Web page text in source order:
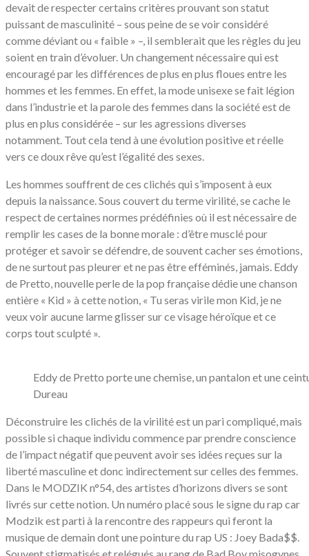
devait de respecter certains critères prouvant son statut
puissant de masculinité – sous peine de se voir considéré
comme déviant ou « faible » –, il semblerait que les règles du jeu
soient en train d’évoluer. Un changement nécessaire qui est
encouragé par les différences de plus en plus floues entre les
hommes et les femmes. En effet, la mode unisexe se fait légion
dans l’industrie et la parole des femmes dans la société est de
plus en plus considérée – sur les agressions diverses
notamment. Tout cela tend à une évolution positive et réelle
vers ce doux rêve qu’est l’égalité des sexes.
Les hommes souffrent de ces clichés qui s’imposent à eux
depuis la naissance. Sous couvert du terme virilité, se cache le
respect de certaines normes prédéfinies où il est nécessaire de
remplir les cases de la bonne morale : d’être musclé pour
protéger et savoir se défendre, de souvent cacher ses émotions,
de ne surtout pas pleurer et ne pas être efféminés, jamais. Eddy
de Pretto, nouvelle perle de la pop française dédie une chanson
entière « Kid » à cette notion, « Tu seras virile mon Kid, je ne
veux voir aucune larme glisser sur ce visage héroïque et ce
corps tout sculpté ».
Eddy de Pretto porte une chemise, un pantalon et une
Dureau
Déconstruire les clichés de la virilité est un pari compliqué, mais
possible si chaque individu commence par prendre conscience
de l’impact négatif que peuvent avoir ses idées reçues sur la
liberté masculine et donc indirectement sur celles des femmes.
Dans le MODZIK n°54, des artistes d’horizons divers se sont
livrés sur cette notion. Un numéro placé sous le signe du rap car
Modzik est parti à la rencontre des rappeurs qui feront la
musique de demain dont une pointure du rap US : Joey Bada$$.